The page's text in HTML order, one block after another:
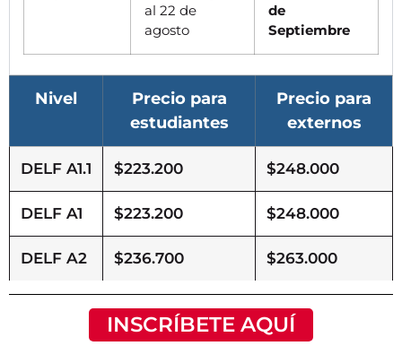
al 22 de
agosto
de
Septiembre
Nivel
Precio para
estudiantes
Precio para
externos
DELF A1.1 $223.200 $248.000
DELF A1 $223.200 $248.000
DELF A2 $236.700 $263.000
INSCRÍBETE AQUÍ